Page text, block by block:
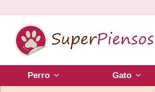
Perro Gato